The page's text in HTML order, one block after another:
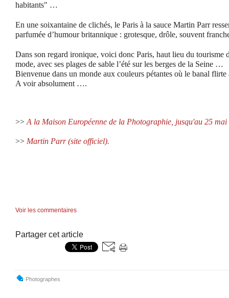
habitants" …
En une soixantaine de clichés, le Paris à la sauce Martin Parr
parfumée d’humour britannique : grotesque, drôle, souvent
Dans son regard ironique, voici donc Paris, haut lieu du tourisme
mode, avec ses plages de sable l’été sur les berges de la Seine …
Bienvenue dans un monde aux couleurs pétantes où le banal
A voir absolument ….
>> A la Maison Européenne de la Photographie, jusqu'au 25 mai
>> Martin Parr (site officiel).
Voir les commentaires
Partager cet article
Photographes